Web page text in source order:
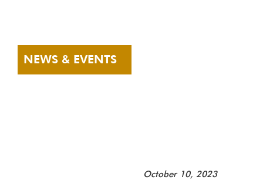
NEWS & EVENTS
October 10, 2023